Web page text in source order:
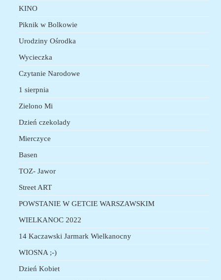
KINO
Piknik w Bolkowie
Urodziny Ośrodka
Wycieczka
Czytanie Narodowe
1 sierpnia
Zielono Mi
Dzień czekolady
Mierczyce
Basen
TOZ- Jawor
Street ART
POWSTANIE W GETCIE WARSZAWSKIM
WIELKANOC 2022
14 Kaczawski Jarmark Wielkanocny
WIOSNA ;-)
Dzień Kobiet